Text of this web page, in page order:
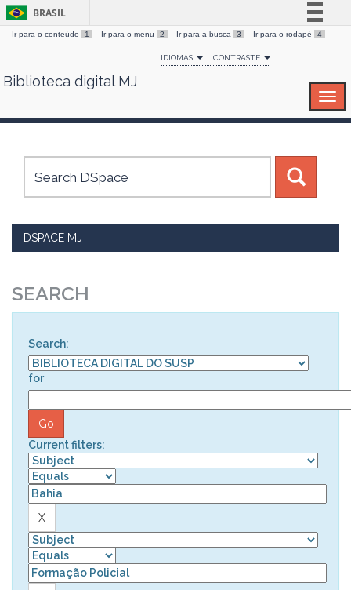
Skip
BRASIL
Simplifique!
Comunica BR
Canais
Ir para o conteúdo 1 Ir para o menu 2 Ir para a busca 3 Ir para o rodapé 4
IDIOMAS CONTRASTE
Biblioteca digital MJ
DSPACE MJ
SEARCH
Search:
for
Current filters: